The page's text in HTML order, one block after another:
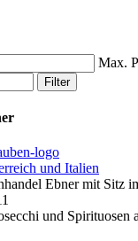
Max.
Filter
und Italien
Ebner mit Sitz
und Spirituosen